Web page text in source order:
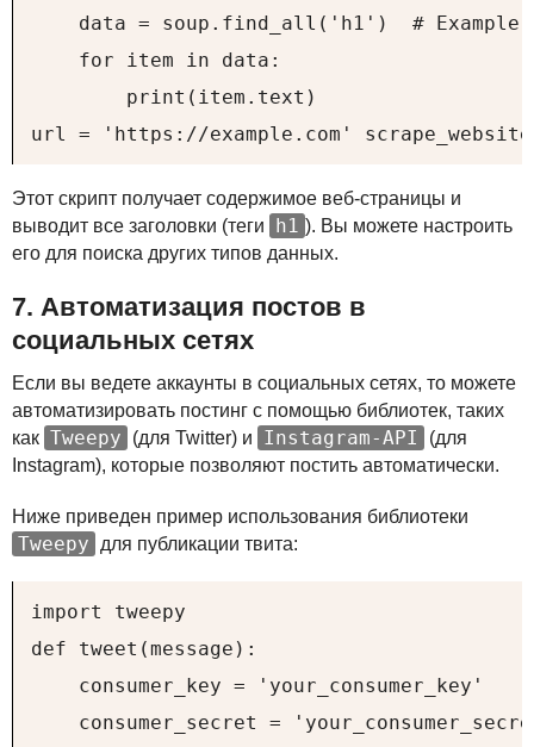
data = soup.find_all('h1')  #
    for item in data:
        print(item.text)
url = 'https://example.com'
Этот скрипт получает содержимое веб-страницы и
выводит все заголовки (теги
h1 ). Вы можете настроить
его для поиска других типов данных.
7. Автоматизация постов в
социальных сетях
Если вы ведете аккаунты в социальных сетях, то можете
автоматизировать постинг с помощью библиотек, таких
как Tweepy (для Twitter) и Instagram-API
(для
Instagram), которые позволяют постить автоматически.
Ниже приведен пример использования библиотеки
Tweepy для публикации твита:
import tweepy
def tweet(message):
    consumer_key = 'your_consumer_key'
consumer_secret =